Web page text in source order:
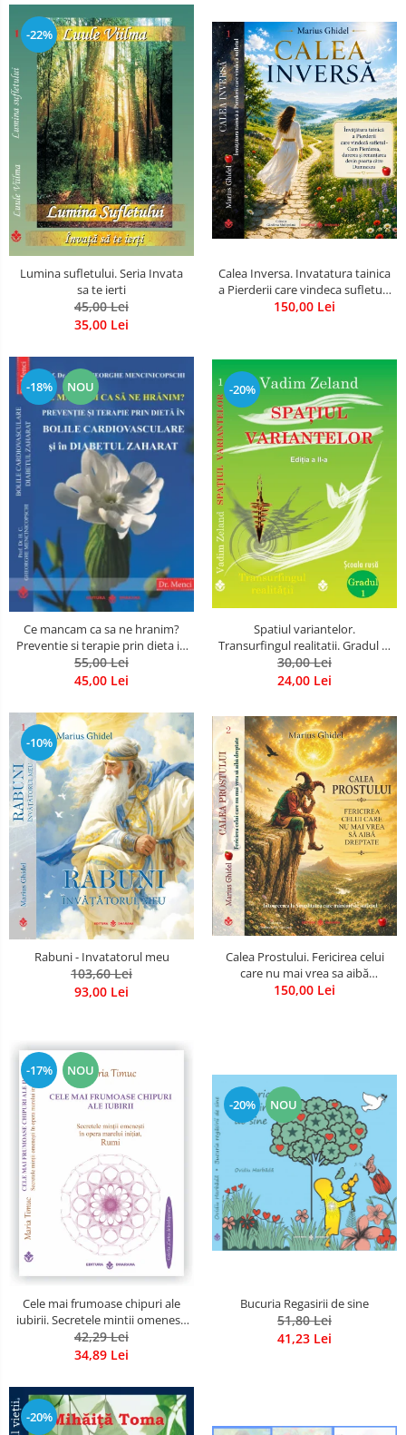
-22%
Lumina sufletului. Seria Invata
sa te ierti
45,00 Lei
35,00 Lei
Calea Inversa. Invatatura tainica
a Pierderii care vindeca sufletul -
Cum Pierderea, durerea si
150,00 Lei
-18% NOU
Ce mancam ca sa ne hranim?
Preventie si terapie prin dieta in
bolile cardiovasculare si in
diabetul zaharat
55,00 Lei
45,00 Lei
-20%
Spatiul variantelor.
Transurfingul realitatii. Gradul 1.
Cum sa ne dezvoltam intuitia si
sa ne alegem soarta
30,00 Lei
24,00 Lei
-10%
Rabuni - Invatatorul meu
103,60 Lei
93,00 Lei
Calea Prostului. Fericirea celui
care nu mai vrea sa aibă
dreptate - Intoarcerea la
150,00 Lei
-17% NOU
Cele mai frumoase chipuri ale
iubirii. Secretele mintii omenesti
in opera marelui initiat, Rumi
42,29 Lei
34,89 Lei
-20% NOU
Bucuria Regasirii de sine
51,80 Lei
41,23 Lei
-20%